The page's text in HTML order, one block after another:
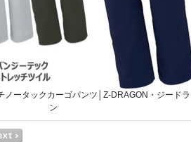
ノータックカーゴパンツ│Z-DRAGON・ジード
ン